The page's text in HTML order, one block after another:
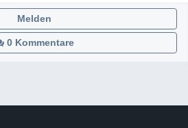
0 Kommentare
Melden